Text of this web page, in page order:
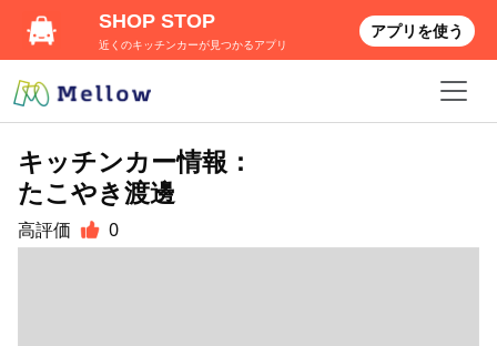
キッチンカー情報：
たこやき渡邊
高評価 0
SHOP STOP
近くのキッチンカーが見つかるアプリ
アプリを使う